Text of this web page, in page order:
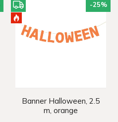
-25%
Banner Halloween, 2.5
m, orange